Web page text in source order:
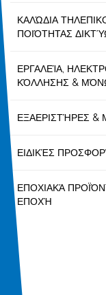
ΚΑΛΏΔΙΑ
ΠΟΙΌΤΗΤΑΣ
ΕΡΓΑΛΕΊΑ,
ΚΌΛΛΗΣΗΣ &
ΕΞΑΕΡΙΣΤΉΡΕΣ &
ΕΙΔΙΚΈΣ
ΕΠΟΧΙΑΚΆ
ΕΠΟΧΉ